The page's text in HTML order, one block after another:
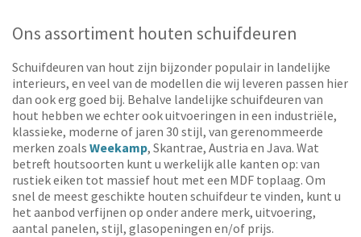
Ons assortiment houten schuifdeuren
Schuifdeuren van hout zijn bijzonder populair in landelijke
interieurs, en veel van de modellen die wij leveren passen hier
dan ook erg goed bij. Behalve landelijke schuifdeuren van
hout hebben we echter ook uitvoeringen in een industriële,
klassieke, moderne of jaren 30 stijl, van gerenommeerde
merken zoals Weekamp, Skantrae, Austria en Java. Wat
betreft houtsoorten kunt u werkelijk alle kanten op: van
rustiek eiken tot massief hout met een MDF toplaag. Om
snel de meest geschikte houten schuifdeur te vinden, kunt u
het aanbod verfijnen op onder andere merk, uitvoering,
aantal panelen, stijl, glasopeningen en/of prijs.